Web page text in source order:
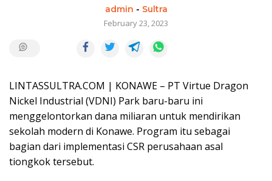
admin - Sultra
February 23, 2023
LINTASSULTRA.COM | KONAWE – PT Virtue Dragon
Nickel Industrial (VDNI) Park baru-baru ini
menggelontorkan dana miliaran untuk mendirikan
sekolah modern di Konawe. Program itu sebagai
bagian dari implementasi CSR perusahaan asal
tiongkok tersebut.